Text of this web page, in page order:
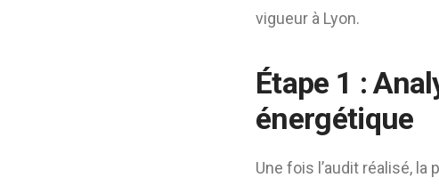
vigueur à Lyon.
Étape 1 :
énergétique
Une fois l’audit réalisé,